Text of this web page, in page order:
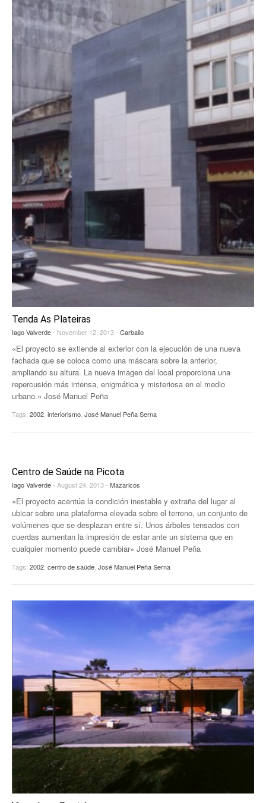
Tenda As Plateiras
Iago Valverde- November 12, 2013 - Carballo
«El proyecto se extiende al exterior con la ejecución de una nueva
fachada que se coloca como una máscara sobre la anterior,
ampliando su altura. La nueva imagen del local proporciona una
repercusión más intensa, enigmática y misteriosa en el medio
urbano.» José Manuel Peña
Tags: 2002 interiorismo José Manuel Peña Serna
Centro de Saúde na Picota
Iago Valverde- August 24, 2013 - Mazaricos
«El proyecto acentúa la condición inestable y extraña del lugar al
ubicar sobre una plataforma elevada sobre el terreno, un conjunto de
volúmenes que se desplazan entre sí. Unos árboles tensados con
cuerdas aumentan la impresión de estar ante un sistema que en
cualquier momento puede cambiar» José Manuel Peña
Tags: 2002 centro de saúde José Manuel Peña Serna